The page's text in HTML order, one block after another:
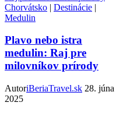
Chorvátsko | Destinácie |
Medulin
Plavo nebo istra
medulin: Raj pre
milovníkov prírody
AutoriBeriaTravel.sk 28. júna
2025